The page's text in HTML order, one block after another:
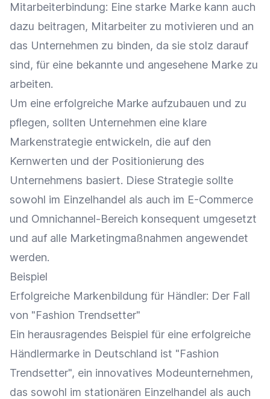
Mitarbeiterbindung: Eine starke Marke kann auch
dazu beitragen, Mitarbeiter zu motivieren und an
das Unternehmen zu binden, da sie stolz darauf
sind, für eine bekannte und angesehene Marke zu
arbeiten.
Um eine erfolgreiche Marke aufzubauen und zu
pflegen, sollten Unternehmen eine klare
Markenstrategie entwickeln, die auf den
Kernwerten und der Positionierung des
Unternehmens basiert. Diese Strategie sollte
sowohl im Einzelhandel als auch im E-Commerce
und Omnichannel-Bereich konsequent umgesetzt
und auf alle Marketingmaßnahmen angewendet
werden.
Beispiel
Erfolgreiche Markenbildung für Händler: Der Fall
von "Fashion Trendsetter"
Ein herausragendes Beispiel für eine erfolgreiche
Händlermarke in Deutschland ist "Fashion
Trendsetter", ein innovatives Modeunternehmen,
das sowohl im stationären Einzelhandel als auch